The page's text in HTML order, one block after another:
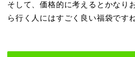
そして、価格的に考えるとかなり
ら行く人にはすごく良い福袋ですね